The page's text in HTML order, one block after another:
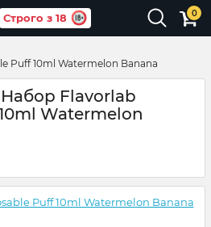
Строго з 18 0
Puff 10ml Watermelon Banana
Набор Flavorlab
Watermelon